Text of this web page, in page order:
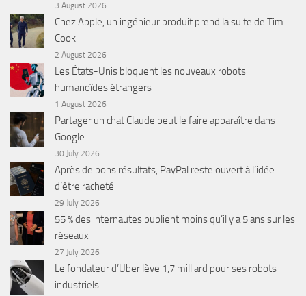
3 August 2026
Chez Apple, un ingénieur produit prend la suite de Tim
Cook
2 August 2026
Les États-Unis bloquent les nouveaux robots
humanoïdes étrangers
1 August 2026
Partager un chat Claude peut le faire apparaître dans
Google
30 July 2026
Après de bons résultats, PayPal reste ouvert à l’idée
d’être racheté
29 July 2026
55 % des internautes publient moins qu’il y a 5 ans sur les
réseaux
27 July 2026
Le fondateur d’Uber lève 1,7 milliard pour ses robots
industriels